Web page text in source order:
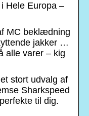
Hele Europa –
MC beklædning
jakker …
alle varer – kig
stort udvalg af
Sharkspeed
til dig.